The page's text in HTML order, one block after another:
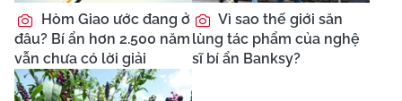
Hòm Giao ước đang ở
đâu? Bí ẩn hơn 2.500 năm
vẫn chưa có lời giải
Vì sao thế giới săn
lùng tác phẩm của nghệ
sĩ bí ẩn Banksy?